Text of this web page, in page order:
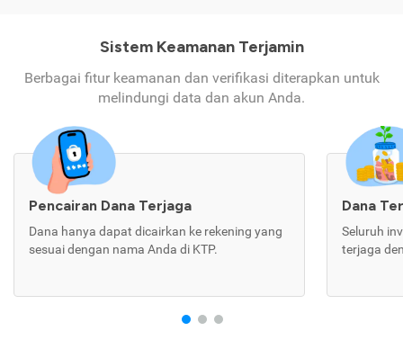
Sistem Keamanan Terjamin
Berbagai fitur keamanan dan verifikasi diterapkan untuk
melindungi data dan akun Anda.
Pencairan Dana Terjaga
Dana hanya dapat dicairkan ke rekening yang
sesuai dengan nama Anda di KTP.
Dana
Seluruh
terjaga